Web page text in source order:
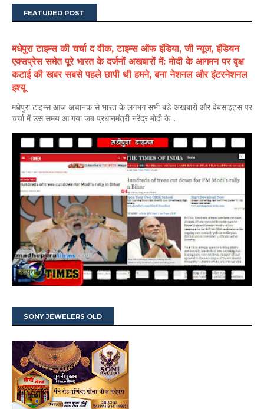
FEATURED POST
मधेपुरा टाइम्स की चर्चा द वीक, टाइम्स ऑफ इंडिया, जी न्यूज, इंडियन
एक्सप्रेस समेत पूरे भारत के दर्जनों अखबारों में: मोदी के आगमन पर वृक्ष
कटाई की खबर सबसे पहले छापी थी हमने, बना नेशनल और इंटरनेशनल
इश्यू
मधेपुरा टाइम्स आज अचानक से भारत के लगभग सभी बड़े अखबारों और वेबसाइट्स पर
चर्चा में उस समय आ गया जब प्रधानमंत्री नरेंद्र मोदी के...
SONY JEWELERS OLD